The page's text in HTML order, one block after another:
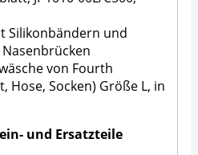
Silikonbändern und
von Fourth
Hose, Socken) Größe L, in
und Ersatzteile